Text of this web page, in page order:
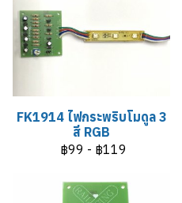
FK1914 ไฟกระพริบโมดูล 3
สี RGB
฿99 - ฿119